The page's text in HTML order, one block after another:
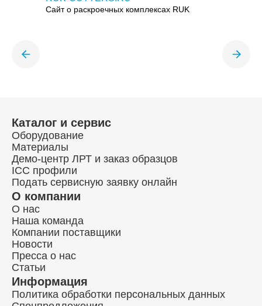
Сайт о раскроечных комплексах RUK
Каталог и сервис
Оборудование
Материалы
Демо-центр ЛРТ и заказ образцов
ICC профили
Подать сервисную заявку онлайн
Информация
Политика обработки персональных данных
О компании
О нас
Наша команда
Компании поставщики
Новости
Пресса о нас
Статьи